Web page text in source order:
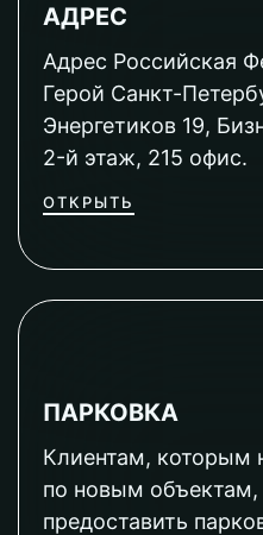
АДРЕС
Адрес Российская
Герой Санкт-
Энергетиков 19,
2-й этаж, 215 офис.
ОТКРЫТЬ
ПАРКОВКА
Клиентам, которым
по новым
предоставить